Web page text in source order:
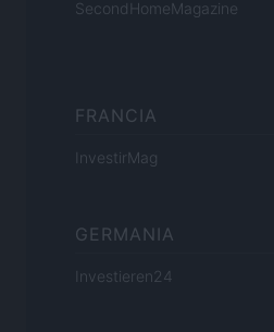
SecondHomeMagazine
FRANCIA
InvestirMag
GERMANIA
Investieren24